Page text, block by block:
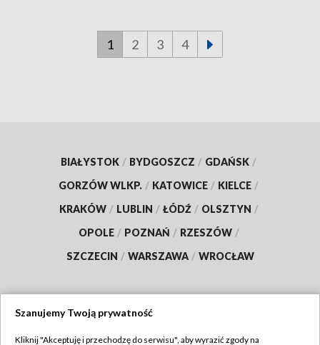
1 2 3 4
BIAŁYSTOK / BYDGOSZCZ / GDAŃSK /
GORZÓW WLKP. / KATOWICE / KIELCE /
KRAKÓW / LUBLIN / ŁÓDŹ / OLSZTYN /
OPOLE / POZNAŃ / RZESZÓW /
SZCZECIN / WARSZAWA / WROCŁAW
Szanujemy Twoją prywatność
Kliknij "Akceptuję i przechodzę do serwisu", aby wyrazić zgody na